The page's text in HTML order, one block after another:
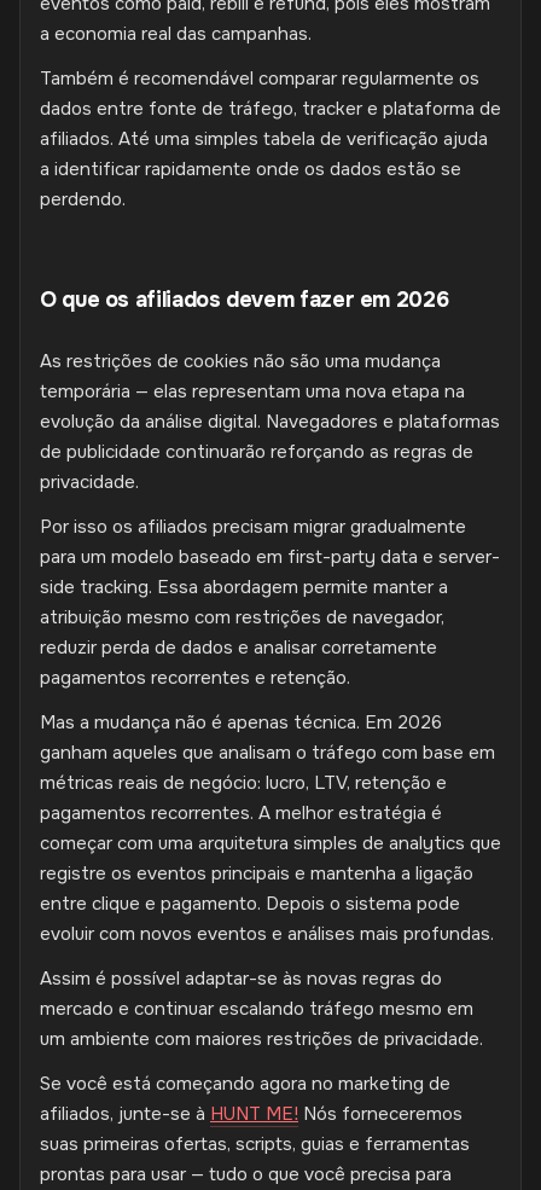
a economia real das campanhas.
Também é recomendável comparar regularmente os
dados entre fonte de tráfego, tracker e plataforma de
afiliados. Até uma simples tabela de verificação ajuda
a identificar rapidamente onde os dados estão se
perdendo.
O que os afiliados devem fazer em 2026
As restrições de cookies não são uma mudança
temporária — elas representam uma nova etapa na
evolução da análise digital. Navegadores e plataformas
de publicidade continuarão reforçando as regras de
privacidade.
Por isso os afiliados precisam migrar gradualmente
para um modelo baseado em first-party data e server-
side tracking. Essa abordagem permite manter a
atribuição mesmo com restrições de navegador,
reduzir perda de dados e analisar corretamente
pagamentos recorrentes e retenção.
Mas a mudança não é apenas técnica. Em 2026
ganham aqueles que analisam o tráfego com base em
métricas reais de negócio: lucro, LTV, retenção e
pagamentos recorrentes. A melhor estratégia é
começar com uma arquitetura simples de analytics que
registre os eventos principais e mantenha a ligação
entre clique e pagamento. Depois o sistema pode
evoluir com novos eventos e análises mais profundas.
Assim é possível adaptar-se às novas regras do
mercado e continuar escalando tráfego mesmo em
um ambiente com maiores restrições de privacidade.
Se você está começando agora no marketing de
afiliados, junte-se à HUNT ME! Nós forneceremos
suas primeiras ofertas, scripts, guias e ferramentas
prontas para usar — ​​tudo o que você precisa para